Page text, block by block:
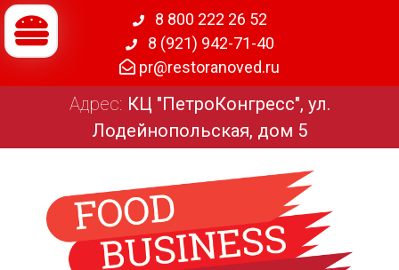
8 800 222 26 52
8 (921) 942-71-40
pr@restoranoved.ru
Адрес: КЦ "ПетроКонгресс", ул.
Лодейнопольская, дом 5